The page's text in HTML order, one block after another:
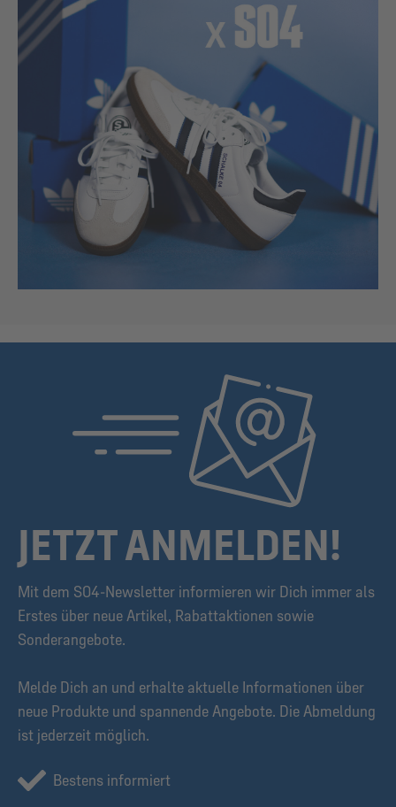
JETZT ANMELDEN!
Mit dem S04-Newsletter informieren wir Dich immer als
Erstes über neue Artikel, Rabattaktionen sowie
Sonderangebote.
Melde Dich an und erhalte aktuelle Informationen über
neue Produkte und spannende Angebote. Die Abmeldung
ist jederzeit möglich.
Bestens informiert